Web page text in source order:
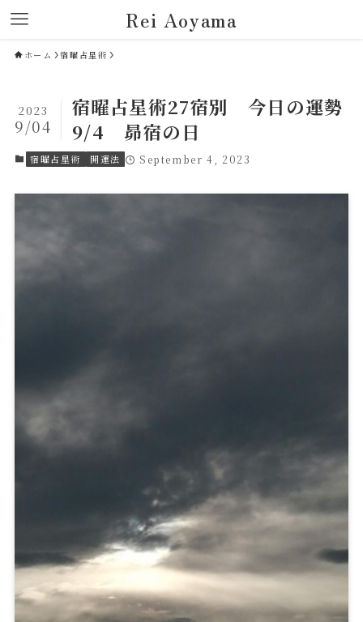
Rei Aoyama
ホーム 宿曜占星術
宿曜占星術27宿別 今日の運勢
9/4 昴宿の日
2023
9/04
宿曜占星術 開運法 September 4, 2023